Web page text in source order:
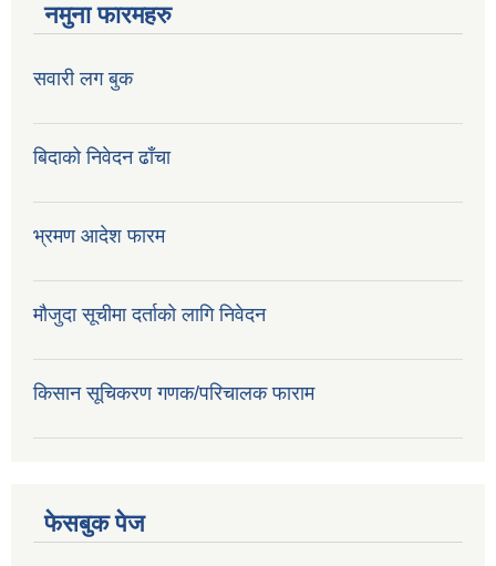
नमुना फारमहरु
सवारी लग बुक
बिदाको निवेदन ढाँचा
भ्रमण आदेश फारम
मौजुदा सूचीमा दर्ताको लागि निवेदन
किसान सूचिकरण गणक/परिचालक फाराम
फेसबुक पेज